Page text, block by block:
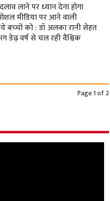
लाने पर ध्‍यान देना होगा
मीडिया पर आने वाली
बच्‍चों को : डॉ अलका रानी सेहत
डेढ़ वर्ष से चल रही वैश्विक
Page 1 of 2